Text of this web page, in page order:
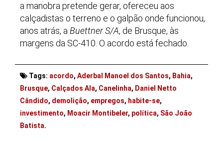
a manobra pretende gerar, ofereceu aos
calçadistas o terreno e o galpão onde funcionou,
anos atrás, a Buettner S/A, de Brusque, às
margens da SC-410. O acordo está fechado.
Tags: acordo, Aderbal Manoel dos Santos, Bahia,
Brusque, Calçados Ala, Canelinha, Daniel Netto
Cândido, demolição, empregos, habite-se,
investimento, Moacir Montibeler, política, São João
Batista.